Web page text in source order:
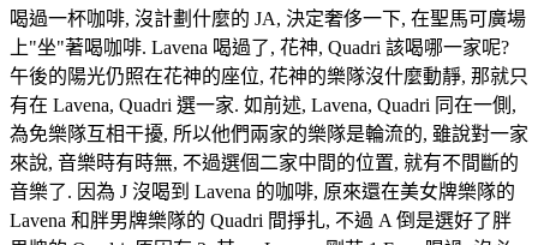
喝過一杯咖啡, 沒計劃什麼的 JA, 決定奢侈一下, 在聖馬可廣場
上"坐"著喝咖啡. Lavena 喝過了, 花神, Quadri 該喝哪一家呢?
午後的陽光仍照在花神的座位, 花神的樂隊沒什麼動靜, 那就只
有在 Lavena, Quadri 選一家. 如前述, Lavena, Quadri 同在一側,
為免樂隊互相干擾, 所以他們兩家的樂隊是輪流的, 雖說對一家
來說, 音樂時有時無, 不過選個二家中間的位置, 就有不間斷的
音樂了. 因為 J 沒喝到 Lavena 的咖啡, 原來還在美女牌樂隊的
Lavena 和胖男牌樂隊的 Quadri 間掙扎, 不過 A 倒是選好了胖